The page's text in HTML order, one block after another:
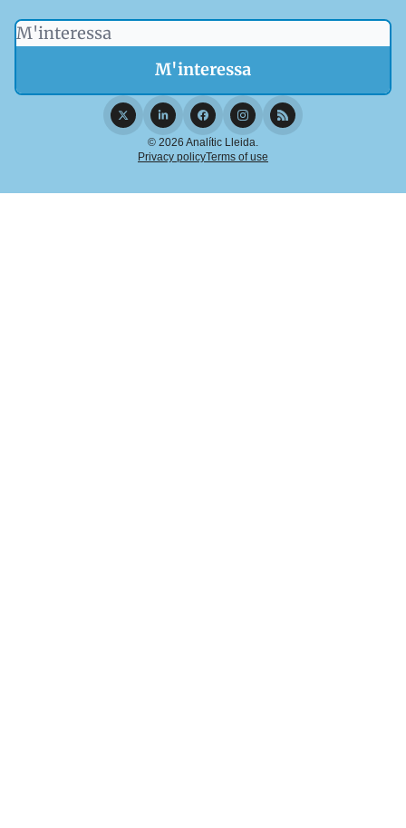
© 2026 Analític Lleida.
Privacy policyTerms of use